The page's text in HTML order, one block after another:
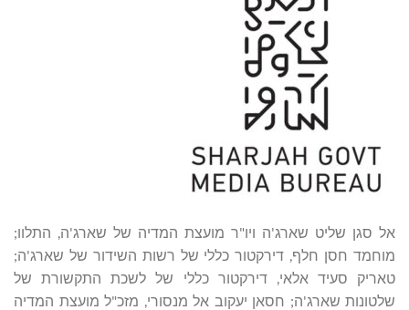
אל סגן שליט שארג'ה ויו"ר מועצת המדיה של שארג'ה, התלוו;
מוחמד חסן חלף, דירקטור כללי של רשות השידור של שארג'ה;
טאריק סעיד אלאי, דירקטור כללי של לשכת התקשורת של
שלטונות שארג'ה; חסאן יעקוב אל מנסורי, מזכ"ל מועצת המדיה